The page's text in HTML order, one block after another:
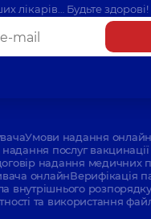
лікарів… Будьте здорові!
Умови надання онлайн
послуг вакцинації
надання медичних
онлайнВерифікація
внутрішнього розпорядку
та використання